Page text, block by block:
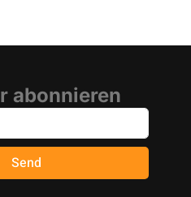
abonnieren
Send